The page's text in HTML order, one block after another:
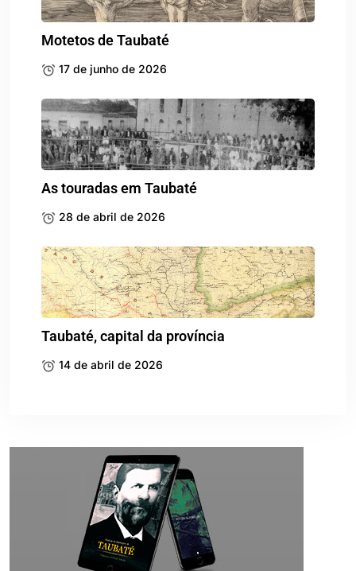
Motetos de Taubaté
17 de junho de 2026
As touradas em Taubaté
28 de abril de 2026
Taubaté, capital da província
14 de abril de 2026